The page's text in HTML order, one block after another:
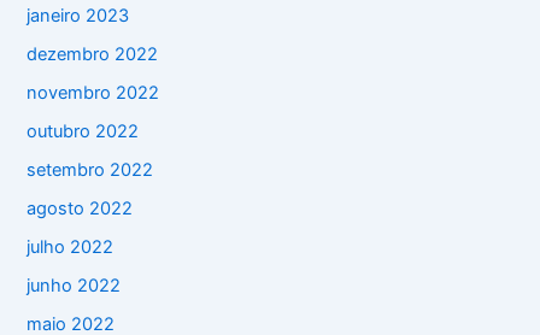
janeiro 2023
dezembro 2022
novembro 2022
outubro 2022
setembro 2022
agosto 2022
julho 2022
junho 2022
maio 2022